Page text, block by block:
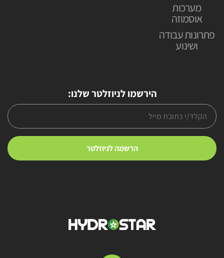
מערכות
אוסמוזה
פתרונות עבודה
ושינוע
הירשמו לניוזלטר שלנו: